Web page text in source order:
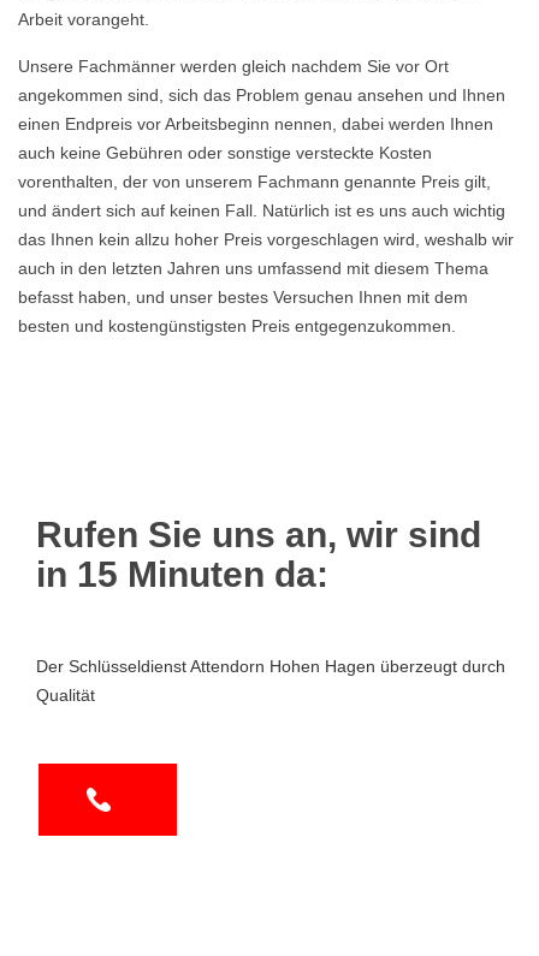
Arbeit vorangeht.
Unsere Fachmänner werden gleich nachdem Sie vor Ort
angekommen sind, sich das Problem genau ansehen und Ihnen
einen Endpreis vor Arbeitsbeginn nennen, dabei werden Ihnen
auch keine Gebühren oder sonstige versteckte Kosten
vorenthalten, der von unserem Fachmann genannte Preis gilt,
und ändert sich auf keinen Fall. Natürlich ist es uns auch wichtig
das Ihnen kein allzu hoher Preis vorgeschlagen wird, weshalb wir
auch in den letzten Jahren uns umfassend mit diesem Thema
befasst haben, und unser bestes Versuchen Ihnen mit dem
besten und kostengünstigsten Preis entgegenzukommen.
Rufen Sie uns an, wir sind
in 15 Minuten da:
Der Schlüsseldienst Attendorn Hohen Hagen überzeugt durch
Qualität